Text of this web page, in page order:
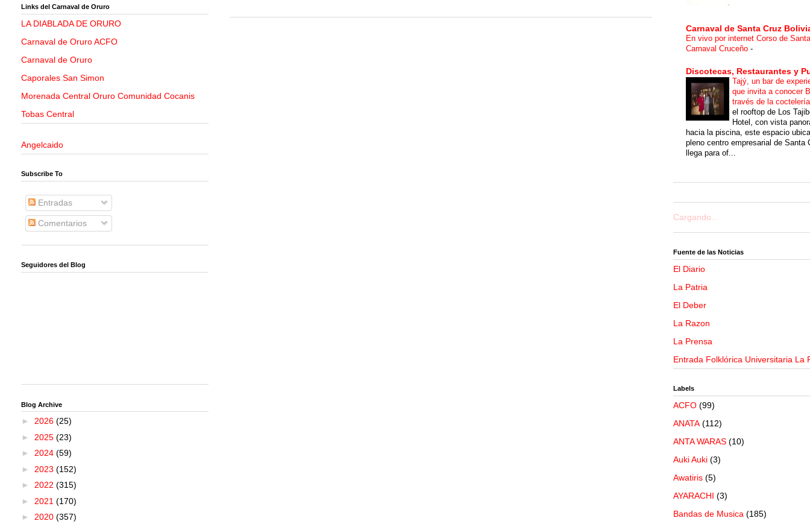
Links del Carnaval de Oruro
LA DIABLADA DE ORURO
Carnaval de Oruro ACFO
Carnaval de Oruro
Caporales San Simon
Morenada Central Oruro Comunidad Cocanis
Tobas Central
Angelcaido
Subscribe To
Entradas
Comentarios
Seguidores del Blog
Blog Archive
► 2026 (25)
► 2025 (23)
► 2024 (59)
► 2023 (152)
► 2022 (315)
► 2021 (170)
► 2020 (357)
Carnaval de Santa Cruz
En vivo por internet Corso de
Carnaval Cruceño -
Discotecas, Restaurantes y
Tajý, un bar de
que invita a conocer
través de la
el rooftop de Los
Hotel, con vista
hacia la piscina, este espacio
pleno centro empresarial de Santa
llega para of...
Cargando...
Fuente de las Noticias
El Diario
La Patria
El Deber
La Razon
La Prensa
Entrada Folklórica Universitaria La
Labels
ACFO (99)
ANATA (112)
ANTA WARAS (10)
Auki Auki (3)
Awatiris (5)
AYARACHI (3)
Bandas de Musica (185)